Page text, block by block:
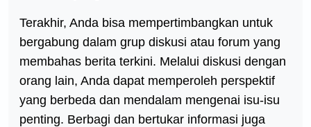
Terakhir, Anda bisa mempertimbangkan untuk
bergabung dalam grup diskusi atau forum yang
membahas berita terkini. Melalui diskusi dengan
orang lain, Anda dapat memperoleh perspektif
yang berbeda dan mendalam mengenai isu-isu
penting. Berbagi dan bertukar informasi juga